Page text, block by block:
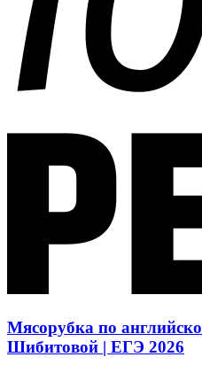
Мясорубка по
Шибитовой | ЕГЭ 2026